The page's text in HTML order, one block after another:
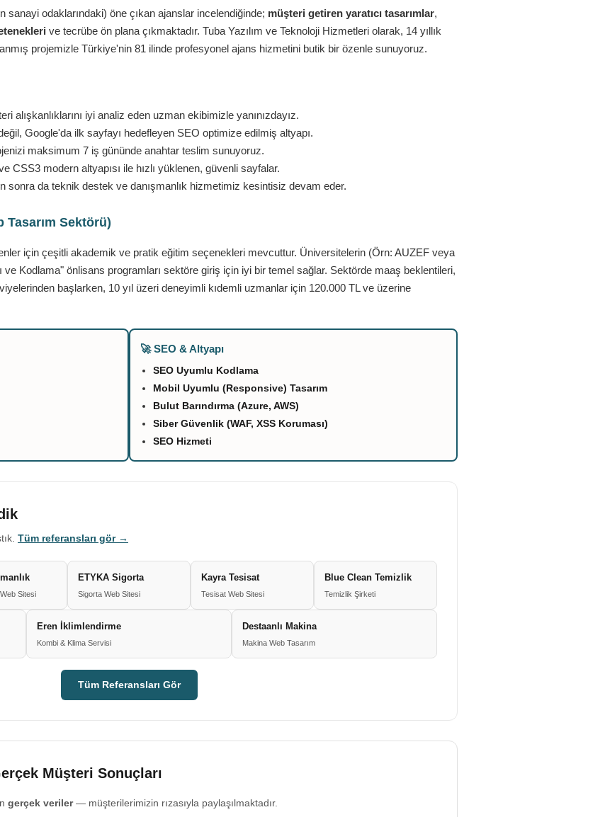
odaklarındaki) öne çıkan ajanslar incelendiğinde; müşteri getiren yaratıcı tasarımlar,
ve tecrübe ön plana çıkmaktadır. Tuba Yazılım ve Teknoloji Hizmetleri olarak, 14 yıllık
projemizle Türkiye'nin 81 ilinde profesyonel ajans hizmetini butik bir özenle sunuyoruz.
alışkanlıklarını iyi analiz eden uzman ekibimizle yanınızdayız.
Google'da ilk sayfayı hedefleyen SEO optimize edilmiş altyapı.
maksimum 7 iş gününde anahtar teslim sunuyoruz.
CSS3 modern altyapısı ile hızlı yüklenen, güvenli sayfalar.
sonra da teknik destek ve danışmanlık hizmetimiz kesintisiz devam eder.
Tasarım Sektörü)
için çeşitli akademik ve pratik eğitim seçenekleri mevcuttur. Üniversitelerin (Örn: AUZEF veya
ve Kodlama" önlisans programları sektöre giriş için iyi bir temel sağlar. Sektörde maaş beklentileri,
başlarken, 10 yıl üzeri deneyimli kıdemli uzmanlar için 120.000 TL ve üzerine
🚀 SEO & Altyapı
SEO Uyumlu Kodlama
Mobil Uyumlu (Responsive) Tasarım
Bulut Barındırma (Azure, AWS)
Siber Güvenlik (WAF, XSS Koruması)
SEO Hizmeti
Tüm referansları gör →
Sitesi
ETYKA Sigorta
Sigorta Web Sitesi
Kayra Tesisat
Tesisat Web Sitesi
Blue Clean Temizlik
Temizlik Şirketi
Eren İklimlendirme
Kombi & Klima Servisi
Destaanlı Makina
Makina Web Tasarım
Tüm Referansları Gör
Müşteri Sonuçları
gerçek veriler— müşterilerimizin rızasıyla paylaşılmaktadır.